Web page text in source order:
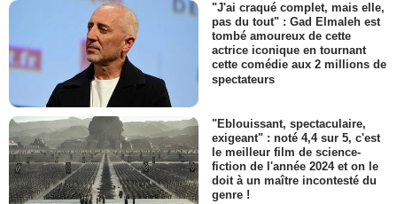
"J'ai craqué complet, mais elle,
pas du tout" : Gad Elmaleh est
tombé amoureux de cette
actrice iconique en tournant
cette comédie aux 2 millions de
spectateurs
"Eblouissant, spectaculaire,
exigeant" : noté 4,4 sur 5, c'est
le meilleur film de science-
fiction de l'année 2024 et on le
doit à un maître incontesté du
genre !